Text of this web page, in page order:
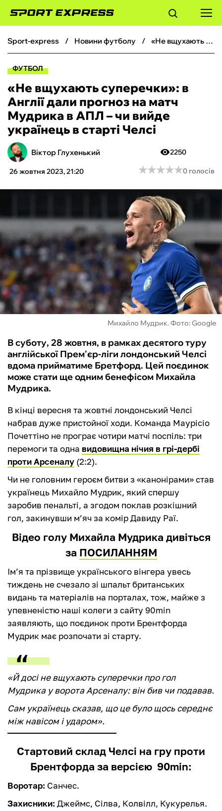
ФУТБОЛ
БОКС
ХОКЕЙ
ТЕНІС
КІБЕРСПОРТ
ФУТЗАЛ
ІНШІ
БУКМЕКЕРИ
sport-express новини футболу «Не вщухають суперечки»: в Англії дали прогноз на матч Мудрика в АПЛ – чи вийде українець в старті Челсі
ФУТБОЛ
«Не вщухають суперечки»: в
Англії дали прогноз на матч
Мудрика в АПЛ – чи вийде
українець в старті Челсі
Віктор Глухенький
26 жовтня 2023, 21:20
2250
★★★★★
★★★★★0 голосів
Михайло Мудрик. Фото: Google
В суботу, 28 жовтня, в рамках десятого туру
англійської Прем'єр-ліги лондонський Челсі
вдома прийматиме Бретфорд. Цей поєдинок
може стати ще одним бенефісом Михайла
Мудрика.
В кінці вересня та жовтні лондонський Челсі
набрав дуже пристойної ходи. Команда Маурісіо
Почеттіно не програє чотири матчі поспіль: три
перемоги та одна видовищна нічия в грі-дербі
проти Арсеналу (2:2).
Чи не головним героєм битви з «канонірами» став
українець Михайло Мудрик, який спершу
заробив пенальті, а згодом поклав розкішний
гол, закинувши м’яч за комір Давиду Раї.
Відео голу Михайла Мудрика дивіться
за ПОСИЛАННЯМ
Ім’я та прізвище українського вінгера увесь
тиждень не счезало зі шпальт британських
видань та матеріалів на порталах, тож, майже з
упевненістю наші колеги з сайту 90min
заявляють, що поєдинок проти Брентфорда
Мудрик має розпочати зі старту.
«Й досі не вщухають суперечки про гол
Мудрика у ворота Арсеналу: він бив чи подавав.
Сам українець сказав, що це було щось середнє
між навісом і ударом».
Стартовий склад Челсі на гру проти
Брентфорда за версією 90min:
Воротар: Санчес.
Захисники: Джеймс, Сілва, Колвілл, Кукурелья.